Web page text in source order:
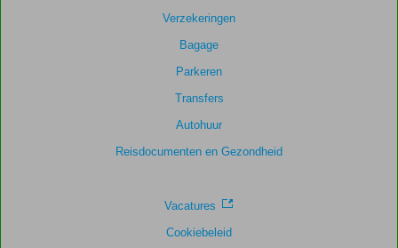
Verzekeringen
Bagage
Parkeren
Transfers
Autohuur
Reisdocumenten en Gezondheid
Vacatures
Cookiebeleid